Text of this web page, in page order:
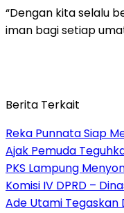
“Dengan kita selalu
iman bagi setiap
Berita Terkait
Reka Punnata Siap
Ajak Pemuda
PKS Lampung
Komisi IV DPRD –
Ade Utami Tegaskan